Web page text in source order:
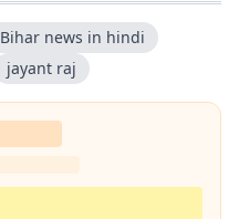
Bihar news in hindi
jayant raj